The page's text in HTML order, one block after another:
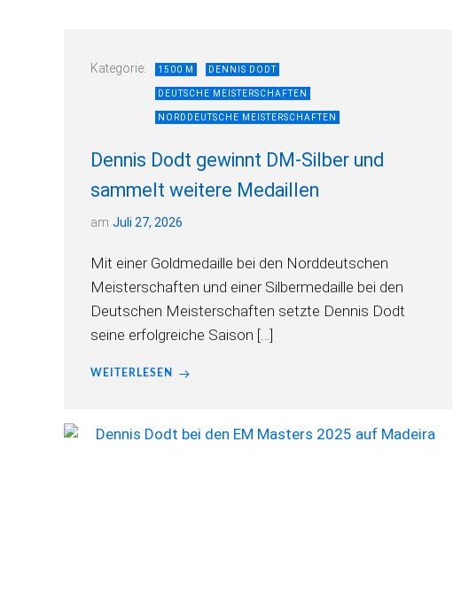
Kategorie: 1500 M DENNIS DODT
DEUTSCHE MEISTERSCHAFTEN
NORDDEUTSCHE MEISTERSCHAFTEN
Dennis Dodt gewinnt DM-Silber und
sammelt weitere Medaillen
am Juli 27, 2026
Mit einer Goldmedaille bei den Norddeutschen
Meisterschaften und einer Silbermedaille bei den
Deutschen Meisterschaften setzte Dennis Dodt
seine erfolgreiche Saison […]
WEITERLESEN